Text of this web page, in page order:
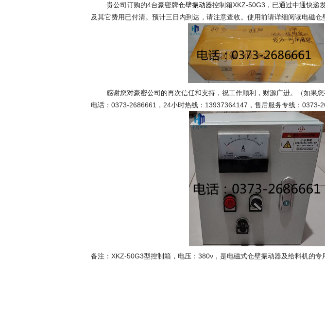
贵公司订购的4台豪密牌仓壁振动器控制箱XKZ-50G3，已通过中通快递
及其它费用已付清。预计三日内到达，请注意查收。使用前请详细阅读电磁仓
感谢您对豪密公司的再次信任和支持，祝工作顺利，财源广进。（如果您
电话：0373-2686661，24小时热线：13937364147，售后服务专线：0373-
备注：XKZ-50G3型控制箱，电压：380v，是电磁式仓壁振动器及给料机的专
密市场
2026-